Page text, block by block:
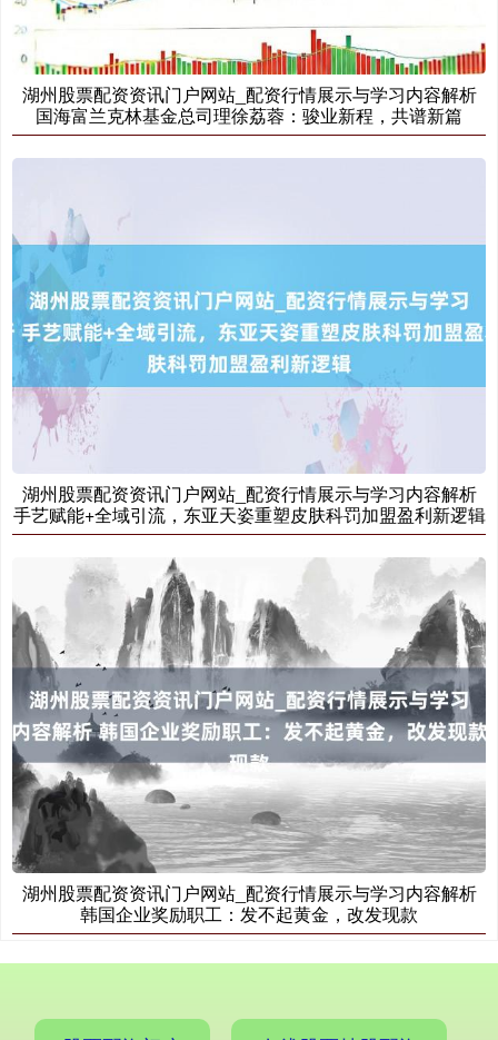
创业板指 3535.14 +46.18 +1.32%
基金指数 +0.25%
国债指数 229.60 -0.00 0.00%
期指IC0 7744.40 +196.00 +2.60%
湖州股票配资资讯门户网站_配资行情展示与学习内容解析
国海富兰克林基金总司理徐荔蓉：骏业新程，共谱新篇
湖州股票配资资讯门户网站_配资行情展示与学习内容解析
手艺赋能+全域引流，东亚天姿重塑皮肤科罚加盟盈利新逻辑
湖州股票配资资讯门户网站_配资行情展示与学习内容解析
韩国企业奖励职工：发不起黄金，改发现款